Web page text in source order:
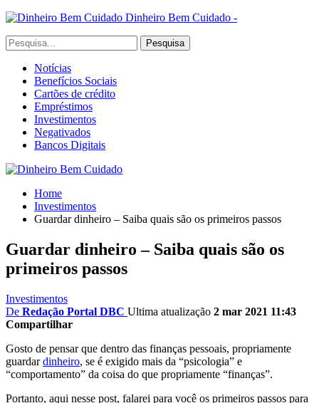
Dinheiro Bem Cuidado -
Notícias
Benefícios Sociais
Cartões de crédito
Empréstimos
Investimentos
Negativados
Bancos Digitais
Home
Investimentos
Guardar dinheiro – Saiba quais são os primeiros passos
Guardar dinheiro – Saiba quais são os
primeiros passos
Investimentos
De Redação Portal DBC Ultima atualização 2 mar 2021 11:43
Compartilhar
Gosto de pensar que dentro das finanças pessoais, propriamente
guardardinheiro, se é exigido mais da “psicologia” e
“comportamento” da coisa do que propriamente “finanças”.
Portanto, aqui nesse post, falarei para você os primeiros passos para